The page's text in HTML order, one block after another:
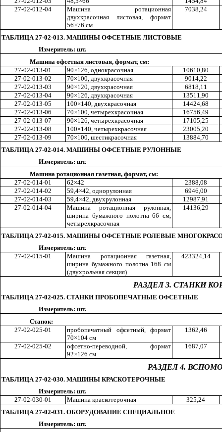
27-02-012-04
Машина ротационная
двухкрасочная листовая, формат
56×76 см
7038,24
ТАБЛИЦА 27-02-013. МАШИНЫ ОФСЕТНЫЕ ЛИСТОВЫЕ
Измеритель: шт.
Машина офсетная листовая, формат, см:
27-02-013-01
90×126, однокрасочная 10610,80
27-02-013-02
70×100, двухкрасочная 9014,22
27-02-013-03
90×120, двухкрасочная 6818,11
27-02-013-04
90×126, двухкрасочная 13511,90
27-02-013-05
100×140, двухкрасочная 14424,68
27-02-013-06
70×100, четырехкрасочная 16756,49
27-02-013-07
90×126, четырехкрасочная 17105,25
27-02-013-08
100×140, четырехкрасочная 23005,20
27-02-013-09
70×100, шестикрасочная 13884,70
ТАБЛИЦА 27-02-014. МАШИНЫ ОФСЕТНЫЕ РУЛОННЫЕ
Измеритель: шт.
Машина ротационная газетная, формат, см:
27-02-014-01
62×42 2388,08
27-02-014-02
59,4×42, однорулонная 6946,00
27-02-014-03
59,4×42, двухрулонная 12987,91
27-02-014-04
Машина ротационная рулонная,
ширина бумажного полотна 66 см,
четырехкрасочная
14136,29
ТАБЛИЦА 27-02-015. МАШИНЫ ОФСЕТНЫЕ РОЛЕВЫЕ
Измеритель: шт.
27-02-015-01
Машина ротационная газетная,
ширина бумажного полотна 168 см
(двухрольная секция)
423324,14
РАЗДЕЛ 3. СТАНКИ
ТАБЛИЦА 27-02-025. СТАНКИ ПРОБОПЕЧАТНЫЕ ОФСЕТНЫЕ
Измеритель: шт.
Станок:
27-02-025-01
пробопечатный офсетный, формат
70×104 см
1362,46
27-02-025-02
офсетно-переводной, формат
92×126 см
1687,07
РАЗДЕЛ 4.
ТАБЛИЦА 27-02-030. МАШИНЫ КРАСКОТЕРОЧНЫЕ
Измеритель: шт.
27-02-030-01
Машина краскотерочная 325,24
ТАБЛИЦА 27-02-031. ОБОРУДОВАНИЕ СПЕЦИАЛЬНОЕ
Измеритель: шт.